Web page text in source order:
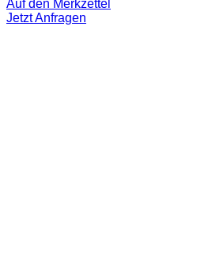
Auf den Merkzettel
Jetzt Anfragen